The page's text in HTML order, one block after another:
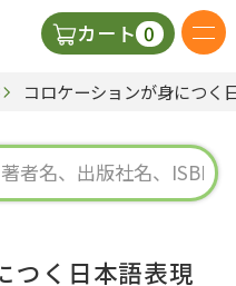
カート 0
日本語の教科書
視聴覚・補助教材
コロケーションが身につ
つく日本語表現